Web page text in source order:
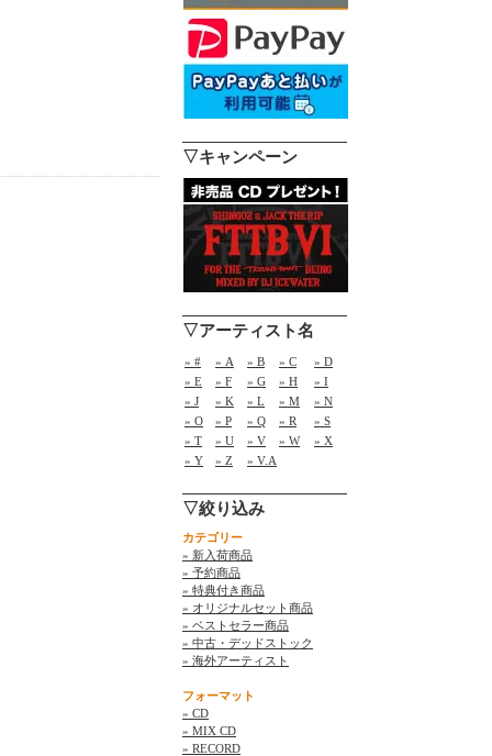
▽キャンペーン
▽アーティスト名
» # » A » B » C
» D
» E
» F » G » H
» I
» J
» K » L » M
» N
» O
» P » Q » R
» S
» T
» U » V » W
» X
» Y
» Z » V.A
▽絞り込み
カテゴリー
» 新入荷商品
» 予約商品
» 特典付き商品
» オリジナルセット商品
» ベストセラー商品
» 中古・デッドストック
» 海外アーティスト
フォーマット
» CD
» MIX CD
» RECORD